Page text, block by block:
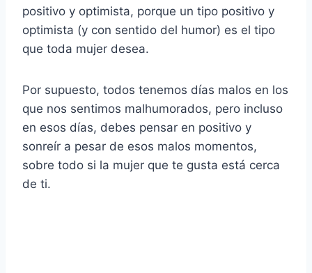
positivo y optimista, porque un tipo positivo y
optimista (y con sentido del humor) es el tipo
que toda mujer desea.
Por supuesto, todos tenemos días malos en los
que nos sentimos malhumorados, pero incluso
en esos días, debes pensar en positivo y
sonreír a pesar de esos malos momentos,
sobre todo si la mujer que te gusta está cerca
de ti.